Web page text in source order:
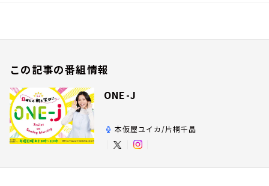
この記事の番組情報
ONE-J
本仮屋ユイカ/片桐千晶